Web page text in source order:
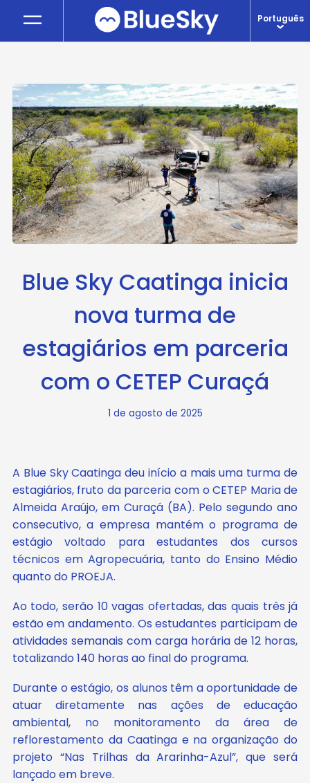
—
— Português
Blue Sky Caatinga inicia
nova turma de
estagiários em parceria
com o CETEP Curaçá
1 de agosto de 2025
A Blue Sky Caatinga deu início a mais uma turma de
estagiários, fruto da parceria com o CETEP Maria de
Almeida Araújo, em Curaçá (BA). Pelo segundo ano
consecutivo, a empresa mantém o programa de
estágio voltado para estudantes dos cursos
técnicos em Agropecuária, tanto do Ensino Médio
quanto do PROEJA.
Ao todo, serão 10 vagas ofertadas, das quais três já
estão em andamento. Os estudantes participam de
atividades semanais com carga horária de 12 horas,
totalizando 140 horas ao final do programa.
Durante o estágio, os alunos têm a oportunidade de
atuar diretamente nas ações de educação
ambiental, no monitoramento da área de
reflorestamento da Caatinga e na organização do
projeto “Nas Trilhas da Ararinha-Azul”, que será
lançado em breve.